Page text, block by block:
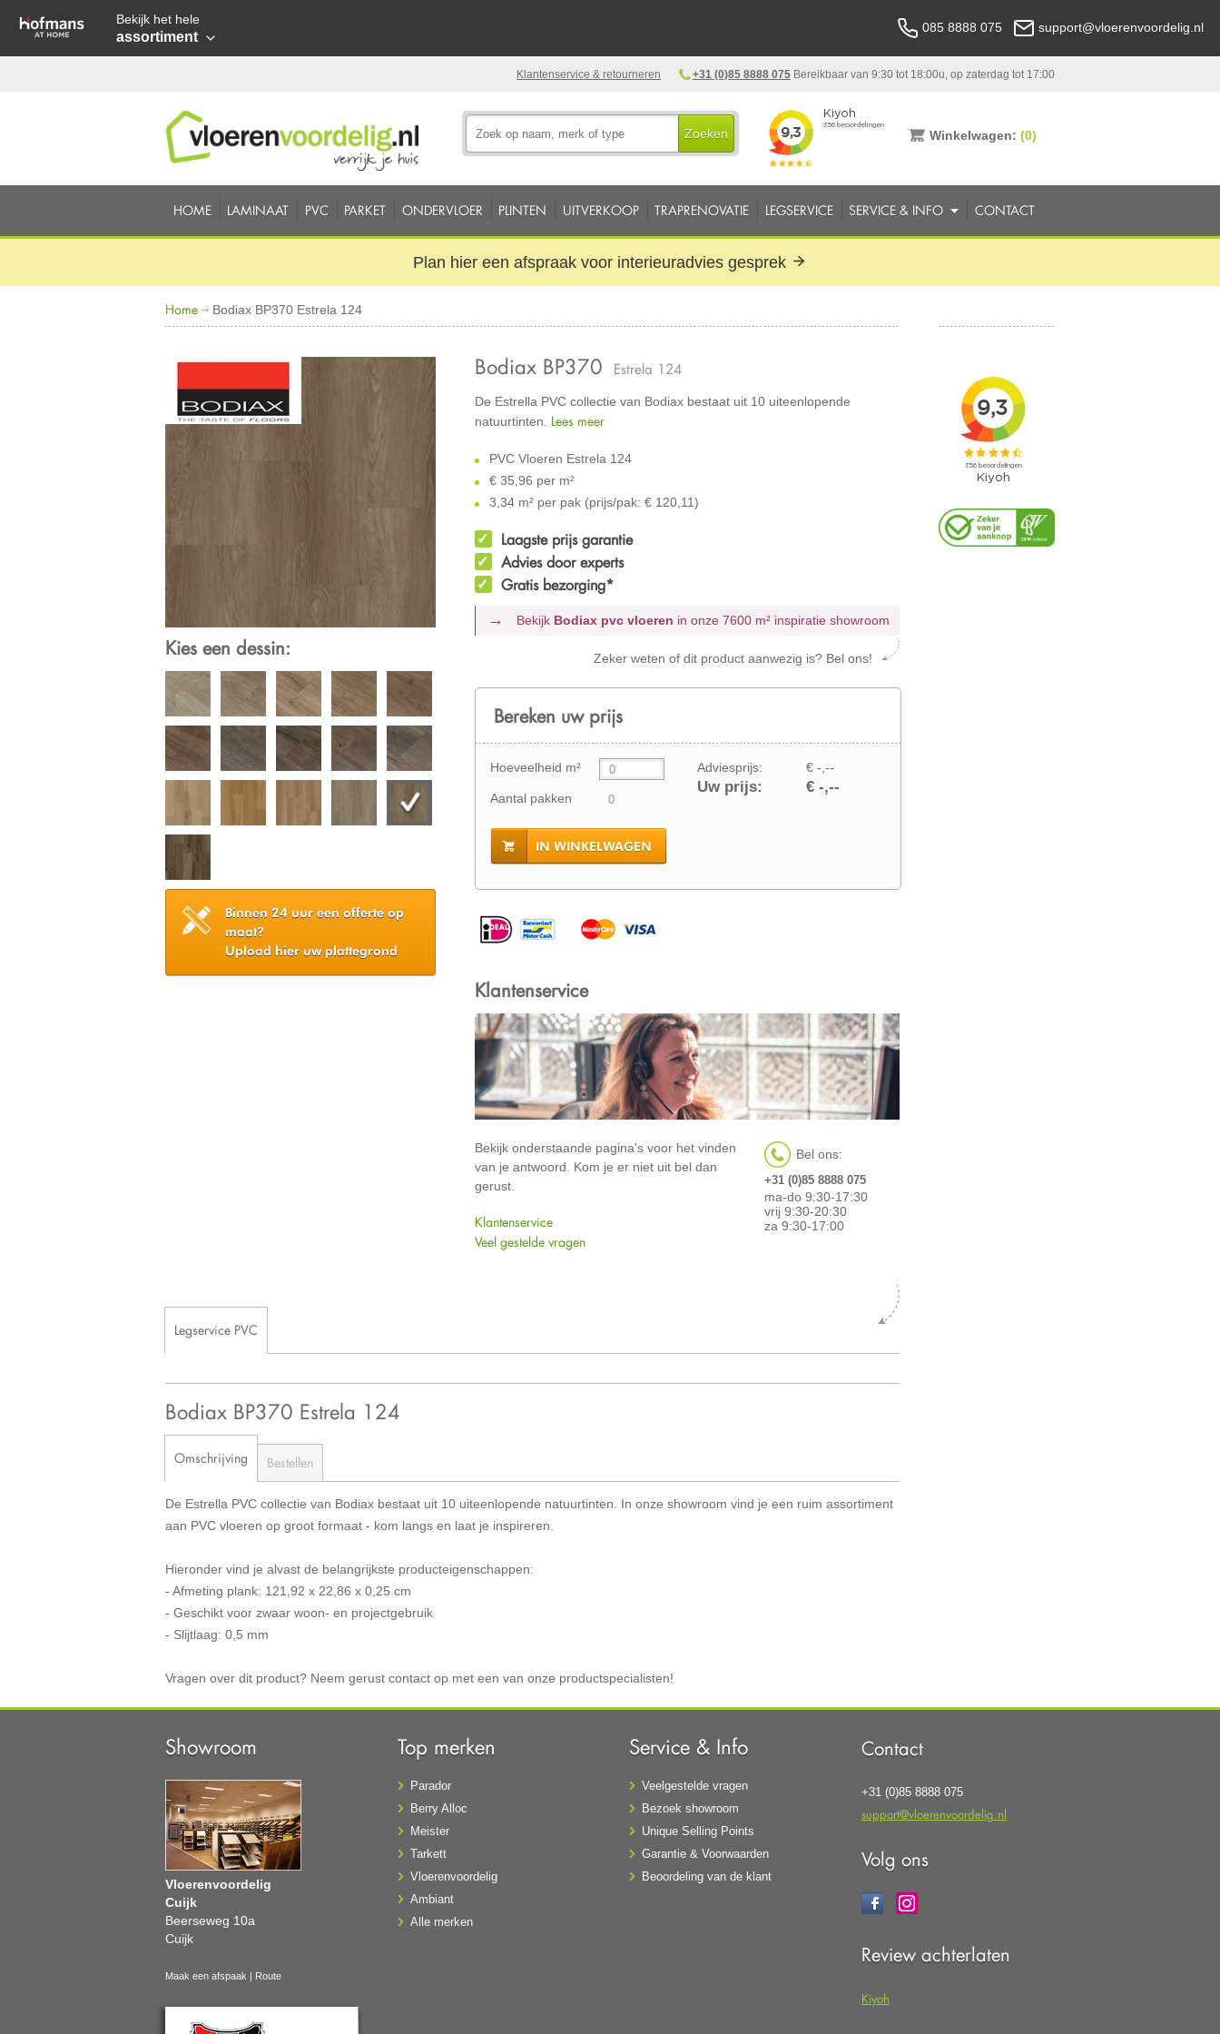
Bekijk het hele
assortiment
085 8888 075 support@vloerenvoordelig.nl
+31 (0)85 8888 075 Bereikbaar van 9:30 tot 18:00u, op zaterdag tot 17:00
Klantenservice & retourneren
Zoeken Winkelwagen: (0)
HOME LAMINAAT PVC PARKET ONDERVLOER PLINTEN UITVERKOOP TRAPRENOVATIE LEGSERVICE SERVICE & INFO CONTACT
Plan hier een afspraak voor interieuradvies gesprek
Home Bodiax BP370 Estrela 124
Kies een dessin:
Binnen 24 uur een offerte op
maat?
Upload hier uw plattegrond
Bodiax BP370 Estrela 124
De Estrella PVC collectie van Bodiax bestaat uit 10 uiteenlopende
natuurtinten. Lees meer
PVC Vloeren Estrela 124
€ 35,96 per m²
3,34 m² per pak (prijs/pak: € 120,11)
Laagste prijs garantie
Advies door experts
Gratis bezorging*
Bekijk Bodiax pvc vloeren in onze 7600 m² inspiratie showroom
Zeker weten of dit product aanwezig is? Bel ons!
Bereken uw prijs
Hoeveelheid m²
Aantal pakken
Adviesprijs: € -,--
Uw prijs: € -,--
IN WINKELWAGEN
Klantenservice
Bekijk onderstaande pagina's voor het vinden
van je antwoord. Kom je er niet uit bel dan
gerust.
Klantenservice
Veel gestelde vragen
Bel ons:
+31 (0)85 8888 075
ma-do 9:30-17:30
vrij 9:30-20:30
za 9:30-17:00
Legservice PVC
Bodiax BP370 Estrela 124
Omschrijving Bestellen
De Estrella PVC collectie van Bodiax bestaat uit 10 uiteenlopende natuurtinten. In onze showroom vind je een ruim assortiment
aan PVC vloeren op groot formaat - kom langs en laat je inspireren.
Hieronder vind je alvast de belangrijkste producteigenschappen:
- Afmeting plank: 121,92 x 22,86 x 0,25 cm
- Geschikt voor zwaar woon- en projectgebruik
- Slijtlaag: 0,5 mm
Vragen over dit product? Neem gerust contact op met een van onze productspecialisten!
Showroom
Vloerenvoordelig
Cuijk
Beerseweg 10a
Cuijk
Maak een afspaak | Route
Top merken
Parador
Berry Alloc
Meister
Tarkett
Vloerenvoordelig
Ambiant
Alle merken
Service & Info
Veelgestelde vragen
Bezoek showroom
Unique Selling Points
Garantie & Voorwaarden
Beoordeling van de klant
Contact
+31 (0)85 8888 075
support@vloerenvoordelig.nl
Volg ons
Review achterlaten
Kiyoh